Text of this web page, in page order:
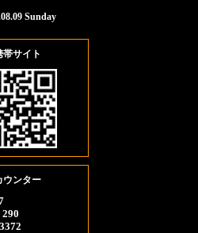
Sunday
帯サイト
ウンター
290